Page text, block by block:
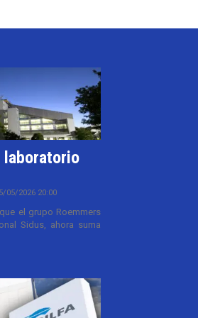
laboratorio
05/2026 20:00
el grupo Roemmers
Sidus, ahora suma